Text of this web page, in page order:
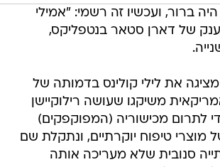
היה ברור, ועכשיו זה רשמי: "אמילי
של דארן סטאר בנטפליקס,
את לילי קולינס בדמותה של
משיקגו שעושה רילוקיישן
לתרום מכישוריה (המפוקפקים)
מוצרי טיפוח יוקרתיים, ונתקלת שם
סנובית שלא מעריכה אותה